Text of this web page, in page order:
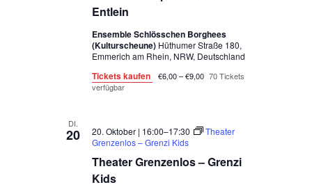
Entlein
Ensemble Schlösschen Borghees
(Kulturscheune) Hüthumer Straße 180,
Emmerich am Rhein, NRW, Deutschland
Tickets kaufen €6,00 – €9,00 70 Tickets
verfügbar
DI.
20
Theater Grenzenlos – Grenzi
Kids
20. Oktober | 16:00–17:30
Theater
Grenzenlos – Grenzi Kids